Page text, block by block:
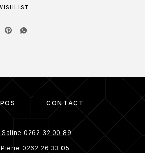
CONTACT
Saline 0262 32 00 89
0262 26 33 05